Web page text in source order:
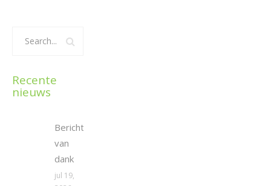
Recente
nieuws
Bericht
van
dank
jul 19,